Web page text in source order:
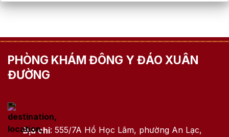
PHÒNG KHÁM ĐÔNG Y ĐÁO XUÂN
ĐƯỜNG
Địa chỉ: 555/7A Hồ Học Lãm, phường An Lạc,